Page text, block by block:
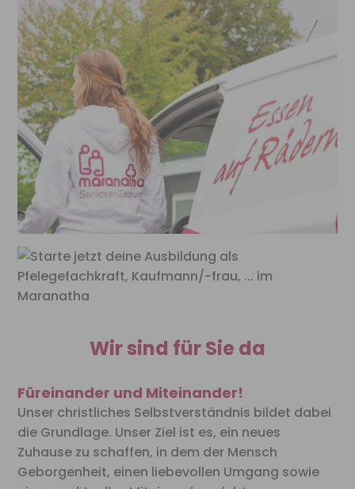
Wir sind für Sie da
Füreinander und Miteinander!
Unser christliches Selbstverständnis bildet dabei
die Grundlage. Unser Ziel ist es, ein neues
Zuhause zu schaffen, in dem der Mensch
Geborgenheit, einen liebevollen Umgang sowie